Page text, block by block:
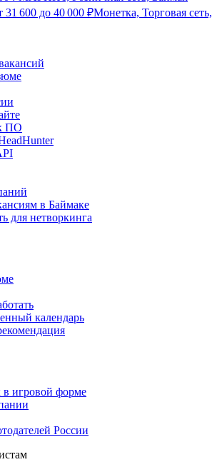
31 600 до 40 000 ₽Монетка, Торговая сеть,
ПО
в Баймаке
для нетворкинга
календарь
игровой форме
России